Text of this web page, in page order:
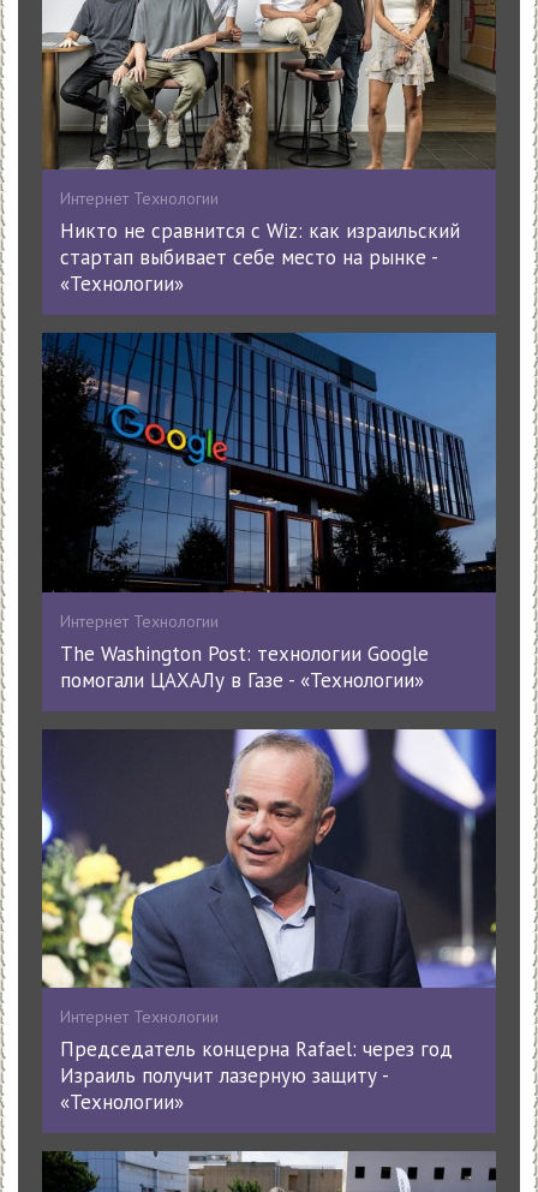
Интернет Технологии
Никто не сравнится с Wiz: как израильский
стартап выбивает себе место на рынке -
«Технологии»
Интернет Технологии
The Washington Post: технологии Google
помогали ЦАХАЛу в Газе - «Технологии»
Интернет Технологии
Председатель концерна Rafael: через год
Израиль получит лазерную защиту -
«Технологии»